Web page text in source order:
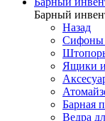
Барный
Назад
Сифоны
Ящики и
Барная
Ведра